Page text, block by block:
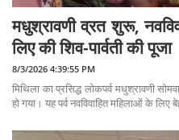
मधुश्रावणी व्रत शुरू,
लिए की शिव-पार्वती की पूजा
8/3/2026 4:39:55 PM
मिथिला का प्रसिद्ध लोकपर्व मधुश्रावणी
हो गया। यह पर्व नवविवाहित महिलाओं के लिए